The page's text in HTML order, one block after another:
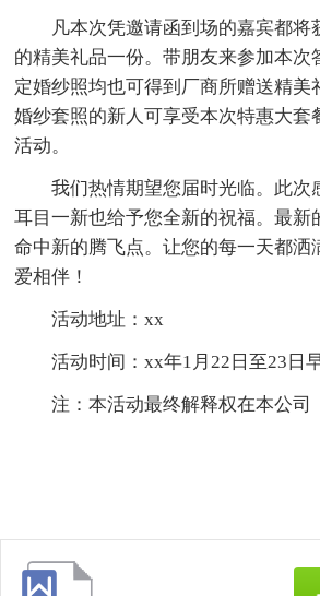
凡本次凭邀请函到场的嘉宾都将
的精美礼品一份。带朋友来参加本次
定婚纱照均也可得到厂商所赠送精美
婚纱套照的新人可享受本次特惠大套
活动。
我们热情期望您届时光临。此次
耳目一新也给予您全新的祝福。最新
命中新的腾飞点。让您的每一天都洒
爱相伴！
活动地址：xx
活动时间：xx年1月22日至23日
注：本活动最终解释权在本公司